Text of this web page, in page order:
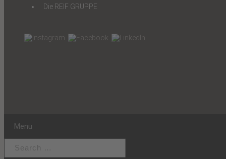
Die REIF GRUPPE
Menu